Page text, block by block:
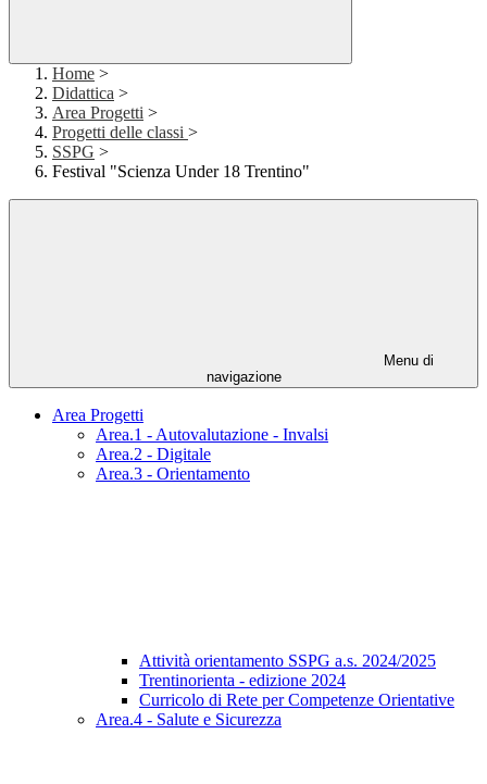
Home >
Didattica >
Area Progetti >
Progetti delle classi >
SSPG >
Festival "Scienza Under 18 Trentino"
Menu di
navigazione
Area Progetti
Area.1 - Autovalutazione - Invalsi
Area.2 - Digitale
Area.3 - Orientamento
Attività orientamento SSPG a.s. 2024/2025
Trentinorienta - edizione 2024
Curricolo di Rete per Competenze Orientative
Area.4 - Salute e Sicurezza